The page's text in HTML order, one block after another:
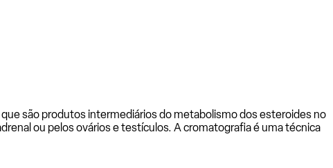
são produtos intermediários do metabolismo dos esteroides no
ou pelos ovários e testículos. A cromatografia é uma técnica